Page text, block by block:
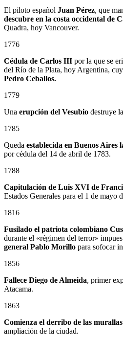
El piloto español Juan Pérez, que
descubre en la costa occidental de
Quadra, hoy Vancouver.
1776
Cédula de Carlos III por la que se
del Río de la Plata, hoy Argentina,
Pedro Ceballos.
1779
Una erupción del Vesubio destruye
1785
Queda establecida en Buenos Aires
por cédula del 14 de abril de 1783.
1788
Capitulación de Luis XVI de
Estados Generales para el 1 de mayo
1816
Fusilado el patriota colombiano
durante el «régimen del terror»
general Pablo Morillo para sofocar
1856
Fallece Diego de Almeida, primer
Atacama.
1863
Comienza el derribo de las
ampliación de la ciudad.